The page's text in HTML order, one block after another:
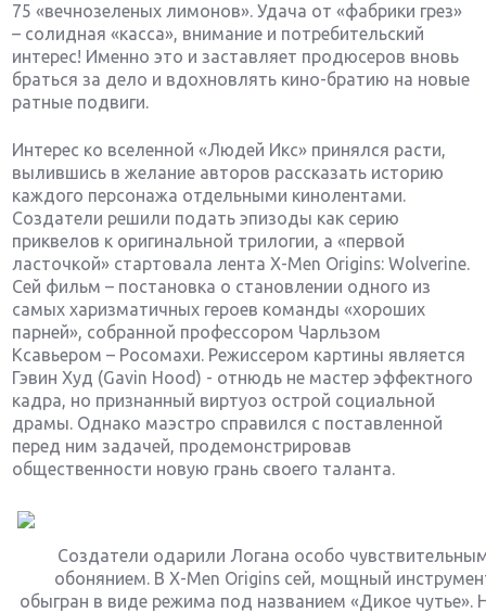
75 «вечнозеленых лимонов». Удача от «фабрики грез»
– солидная «касса», внимание и потребительский
интерес! Именно это и заставляет продюсеров вновь
браться за дело и вдохновлять кино-братию на новые
ратные подвиги.
Интерес ко вселенной «Людей Икс» принялся расти,
вылившись в желание авторов рассказать историю
каждого персонажа отдельными кинолентами.
Создатели решили подать эпизоды как серию
приквелов к оригинальной трилогии, а «первой
ласточкой» стартовала лента X-Men Origins: Wolverine.
Сей фильм – постановка о становлении одного из
самых харизматичных героев команды «хороших
парней», собранной профессором Чарльзом
Ксавьером – Росомахи. Режиссером картины является
Гэвин Худ (Gavin Hood) - отнюдь не мастер эффектного
кадра, но признанный виртуоз острой социальной
драмы. Однако маэстро справился с поставленной
перед ним задачей, продемонстрировав
общественности новую грань своего таланта.
Создатели одарили Логана особо
обонянием. В X-Men Origins сей, мощный
обыгран в виде режима под названием «Дикое чутье».